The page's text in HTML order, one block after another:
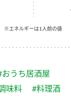
の歴史
取り組み
ター
※エネルギーは1人前の値
おうち居酒屋
味料
#料理酒